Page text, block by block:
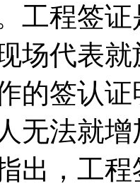
工程签
场代表
的签认
无法就
出，工